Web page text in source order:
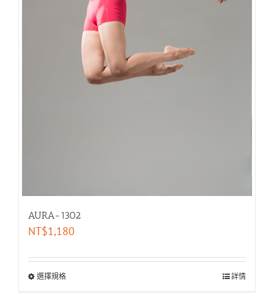
AURA-1302
NT$1,180
選擇規格 詳情